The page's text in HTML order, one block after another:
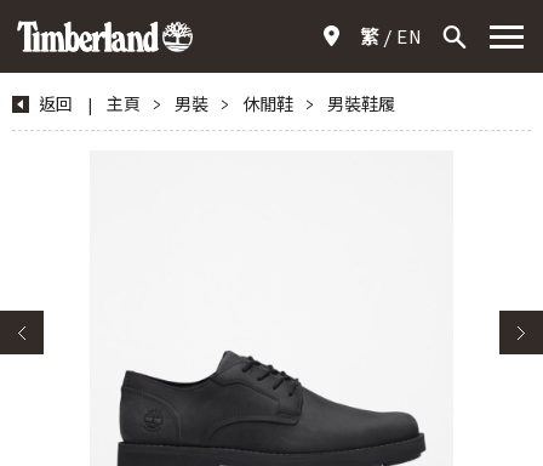
繁 EN
返回 | 主頁 > 男裝 > 休閒鞋 > 男裝鞋履